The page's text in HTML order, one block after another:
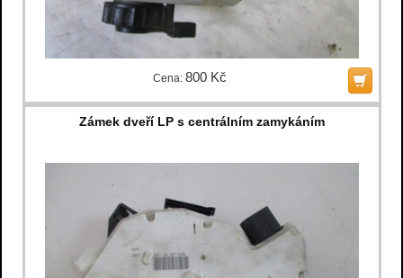
Cena: 800 Kč
Zámek dveří LP s centrálním zamykáním